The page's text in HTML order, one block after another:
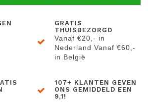
GRATIS
THUISBEZORGD
Vanaf €20,- in
Nederland Vanaf €60,-
in België
107+ KLANTEN GEVEN
ONS GEMIDDELD EEN
9,1!